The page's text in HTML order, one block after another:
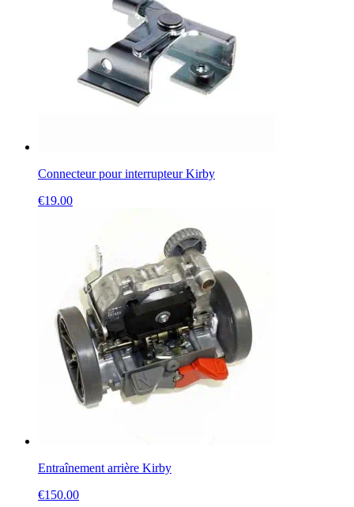
Connecteur pour interrupteur Kirby
€19.00
Entraînement arrière Kirby
€150.00